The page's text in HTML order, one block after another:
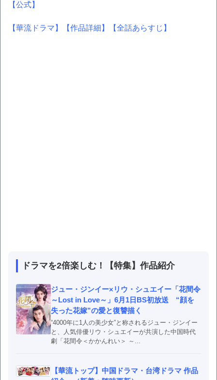
【公式】
【華流ドラマ】 【作品詳細】 【全話あらすじ】
ドラマを2倍楽しむ！【特集】作品紹介
ジュー・ジンイー×リウ・シュエイー「花間令
～Lost in Love～」6月1日BS初放送 “顔を
失った花嫁”の愛と復讐描く
“4000年に1人の美少女”と称されるジュー・ジンイー
と、人気俳優リウ・シュエイーが共演した中国時代
劇「花間令＜かかんれい＞ ～...
【華流トップ】中国ドラマ・台湾ドラマ 作品